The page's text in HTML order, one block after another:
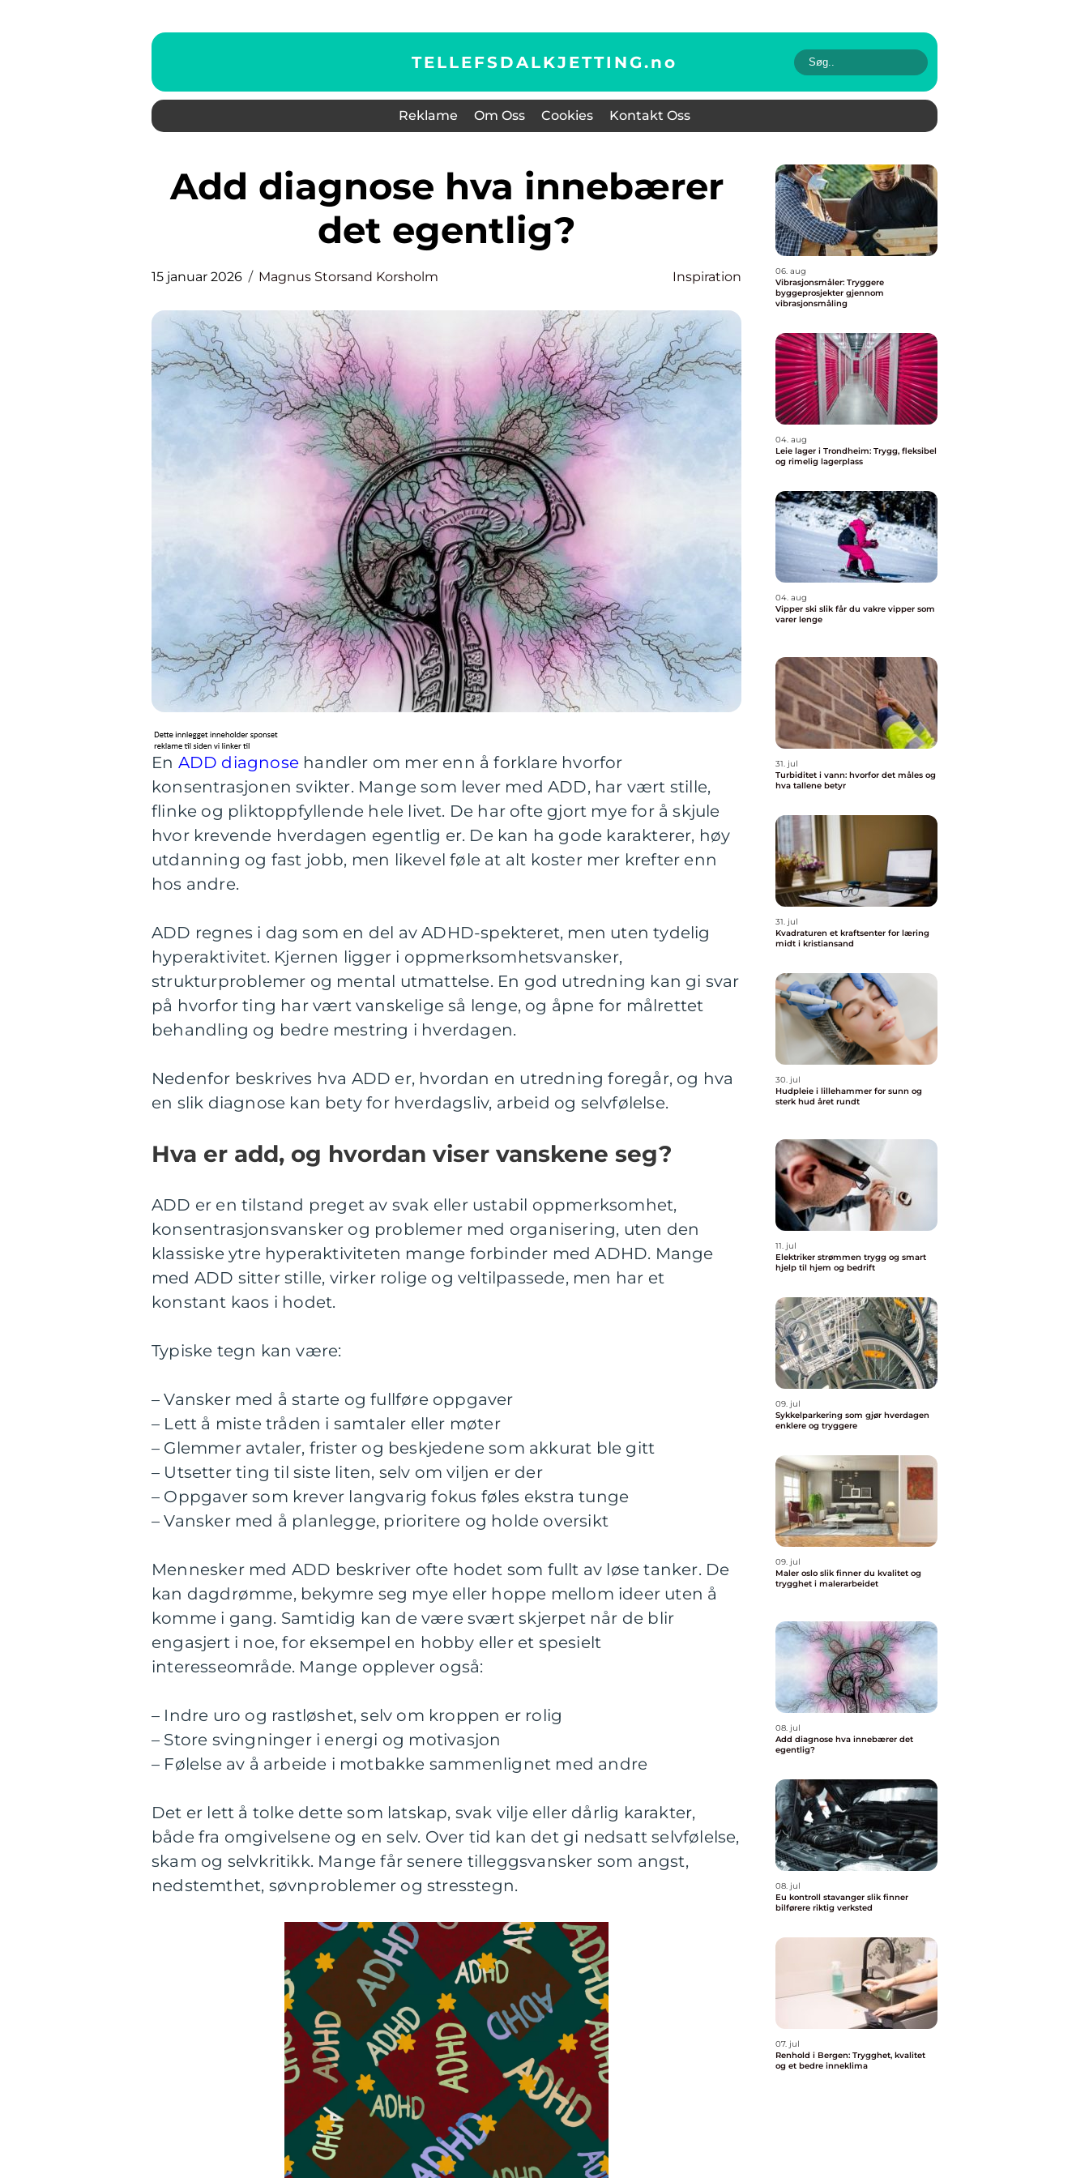
TELLEFSDALKJETTING.no
Reklame Om Oss Cookies Kontakt Oss
Add diagnose hva innebærer
det egentlig?
15 januar 2026 Magnus Storsand Korsholm Inspiration
En ADD diagnose handler om mer enn å forklare hvorfor
konsentrasjonen svikter. Mange som lever med ADD, har vært stille,
flinke og pliktoppfyllende hele livet. De har ofte gjort mye for å skjule
hvor krevende hverdagen egentlig er. De kan ha gode karakterer, høy
utdanning og fast jobb, men likevel føle at alt koster mer krefter enn
hos andre.
ADD regnes i dag som en del av ADHD-spekteret, men uten tydelig
hyperaktivitet. Kjernen ligger i oppmerksomhetsvansker,
strukturproblemer og mental utmattelse. En god utredning kan gi svar
på hvorfor ting har vært vanskelige så lenge, og åpne for målrettet
behandling og bedre mestring i hverdagen.
Nedenfor beskrives hva ADD er, hvordan en utredning foregår, og hva
en slik diagnose kan bety for hverdagsliv, arbeid og selvfølelse.
Hva er add, og hvordan viser vanskene seg?
ADD er en tilstand preget av svak eller ustabil oppmerksomhet,
konsentrasjonsvansker og problemer med organisering, uten den
klassiske ytre hyperaktiviteten mange forbinder med ADHD. Mange
med ADD sitter stille, virker rolige og veltilpassede, men har et
konstant kaos i hodet.
Typiske tegn kan være:
– Vansker med å starte og fullføre oppgaver
– Lett å miste tråden i samtaler eller møter
– Glemmer avtaler, frister og beskjedene som akkurat ble gitt
– Utsetter ting til siste liten, selv om viljen er der
– Oppgaver som krever langvarig fokus føles ekstra tunge
– Vansker med å planlegge, prioritere og holde oversikt
Mennesker med ADD beskriver ofte hodet som fullt av løse tanker. De
kan dagdrømme, bekymre seg mye eller hoppe mellom ideer uten å
komme i gang. Samtidig kan de være svært skjerpet når de blir
engasjert i noe, for eksempel en hobby eller et spesielt
interesseområde. Mange opplever også:
– Indre uro og rastløshet, selv om kroppen er rolig
– Store svingninger i energi og motivasjon
– Følelse av å arbeide i motbakke sammenlignet med andre
Det er lett å tolke dette som latskap, svak vilje eller dårlig karakter,
både fra omgivelsene og en selv. Over tid kan det gi nedsatt selvfølelse,
skam og selvkritikk. Mange får senere tilleggsvansker som angst,
nedstemthet, søvnproblemer og stresstegn.
06. aug
Vibrasjonsmåler: Tryggere
byggeprosjekter gjennom
vibrasjonsmåling
04. aug
Leie lager i Trondheim: Trygg, fleksibel
og rimelig lagerplass
04. aug
Vipper ski slik får du vakre vipper som
varer lenge
31. jul
Turbiditet i vann: hvorfor det måles og
hva tallene betyr
31. jul
Kvadraturen et kraftsenter for læring
midt i kristiansand
30. jul
Hudpleie i lillehammer for sunn og
sterk hud året rundt
11. jul
Elektriker strømmen trygg og smart
hjelp til hjem og bedrift
09. jul
Sykkelparkering som gjør hverdagen
enklere og tryggere
09. jul
Maler oslo slik finner du kvalitet og
trygghet i malerarbeidet
08. jul
Add diagnose hva innebærer det
egentlig?
08. jul
Eu kontroll stavanger slik finner
bilførere riktig verksted
07. jul
Renhold i Bergen: Trygghet, kvalitet
og et bedre inneklima